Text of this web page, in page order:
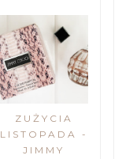
ZUŻYCIA
LISTOPADA -
JIMMY